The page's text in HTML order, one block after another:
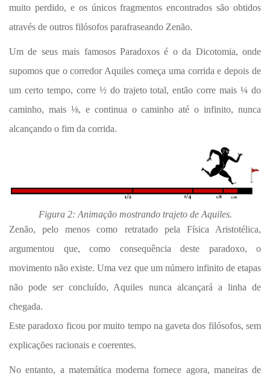
muito perdido, e os únicos fragmentos encontrados são obtidos
através de outros filósofos parafraseando Zenão.
Um de seus mais famosos Paradoxos é o da Dicotomia, onde
supomos que o corredor Aquiles começa uma corrida e depois de
um certo tempo, corre ½ do trajeto total, então corre mais ¼ do
caminho, mais ⅛, e continua o caminho até o infinito, nunca
alcançando o fim da corrida.
Figura 2: Animação mostrando trajeto de Aquiles.
Zenão, pelo menos como retratado pela Física Aristotélica,
argumentou que, como consequência deste paradoxo, o
movimento não existe. Uma vez que um número infinito de etapas
não pode ser concluído, Aquiles nunca alcançará a linha de
chegada.
Este paradoxo ficou por muito tempo na gaveta dos filósofos, sem
explicações racionais e coerentes.
No entanto, a matemática moderna fornece agora, maneiras de